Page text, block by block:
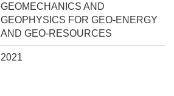
GEOMECHANICS AND
GEOPHYSICS FOR GEO-ENERGY
AND GEO-RESOURCES
2021